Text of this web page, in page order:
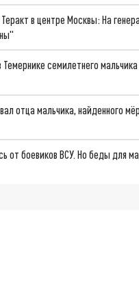
в центре Москвы: На
семилетнего
отца мальчика, найденного
от боевиков ВСУ. Но беды для